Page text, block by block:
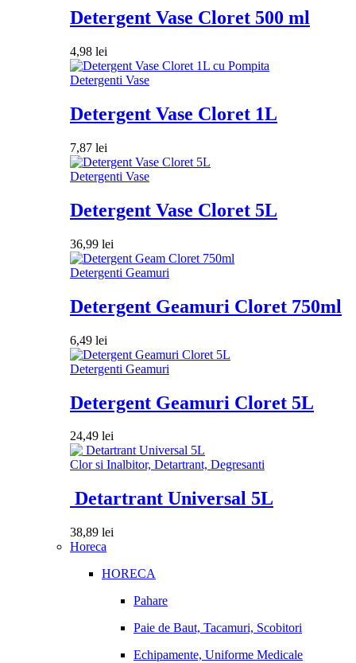
Detergent Vase Cloret 500 ml
4,98 lei
Detergenti Vase
Detergent Vase Cloret 1L
7,87 lei
Detergenti Vase
Detergent Vase Cloret 5L
36,99 lei
Detergenti Geamuri
Detergent Geamuri Cloret 750ml
6,49 lei
Detergenti Geamuri
Detergent Geamuri Cloret 5L
24,49 lei
Clor si Inalbitor, Detartrant, Degresanti
Detartrant Universal 5L
38,89 lei
Horeca
HORECA
Pahare
Paie de Baut, Tacamuri, Scobitori
Echipamente, Uniforme Medicale